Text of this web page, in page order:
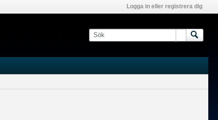
Logga in eller registrera dig